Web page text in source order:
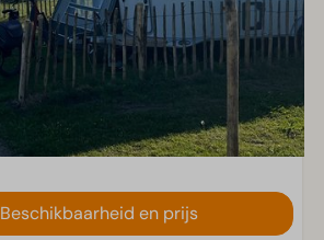
Beschikbaarheid en prijs